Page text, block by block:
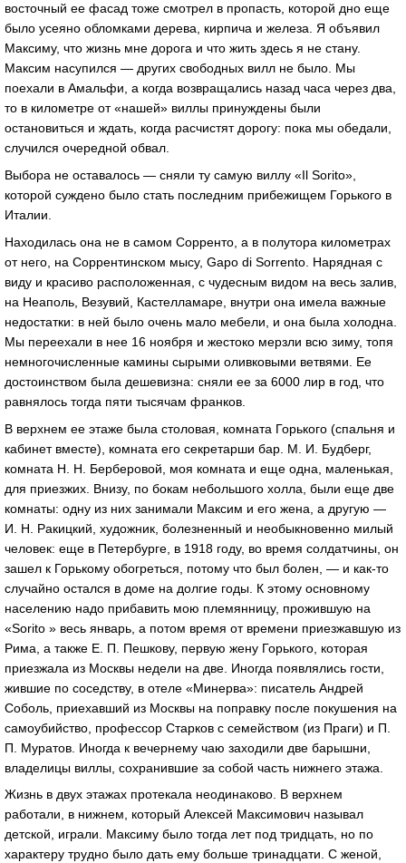
восточный ее фасад тоже смотрел в пропасть, которой дно еще
было усеяно обломками дерева, кирпича и железа. Я объявил
Максиму, что жизнь мне дорога и что жить здесь я не стану.
Максим насупился — других свободных вилл не было. Мы
поехали в Амальфи, а когда возвращались назад часа через два,
то в километре от «нашей» виллы принуждены были
остановиться и ждать, когда расчистят дорогу: пока мы обедали,
случился очередной обвал.
Выбора не оставалось — сняли ту самую виллу «Il Sorito»,
которой суждено было стать последним прибежищем Горького в
Италии.
Находилась она не в самом Сорренто, а в полутора километрах
от него, на Соррентинском мысу, Gapo di Sorrento. Нарядная с
виду и красиво расположенная, с чудесным видом на весь залив,
на Неаполь, Везувий, Кастелламаре, внутри она имела важные
недостатки: в ней было очень мало мебели, и она была холодна.
Мы переехали в нее 16 ноября и жестоко мерзли всю зиму, топя
немногочисленные камины сырыми оливковыми ветвями. Ее
достоинством была дешевизна: сняли ее за 6000 лир в год, что
равнялось тогда пяти тысячам франков.
В верхнем ее этаже была столовая, комната Горького (спальня и
кабинет вместе), комната его секретарши бар. М. И. Будберг,
комната Н. Н. Берберовой, моя комната и еще одна, маленькая,
для приезжих. Внизу, по бокам небольшого холла, были еще две
комнаты: одну из них занимали Максим и его жена, а другую —
И. Н. Ракицкий, художник, болезненный и необыкновенно милый
человек: еще в Петербурге, в 1918 году, во время солдатчины, он
зашел к Горькому обогреться, потому что был болен, — и как-то
случайно остался в доме на долгие годы. К этому основному
населению надо прибавить мою племянницу, прожившую на
«Sorito » весь январь, а потом время от времени приезжавшую из
Рима, а также Е. П. Пешкову, первую жену Горького, которая
приезжала из Москвы недели на две. Иногда появлялись гости,
жившие по соседству, в отеле «Минерва»: писатель Андрей
Соболь, приехавший из Москвы на поправку после покушения на
самоубийство, профессор Старков с семейством (из Праги) и П.
П. Муратов. Иногда к вечернему чаю заходили две барышни,
владелицы виллы, сохранившие за собой часть нижнего этажа.
Жизнь в двух этажах протекала неодинаково. В верхнем
работали, в нижнем, который Алексей Максимович называл
детской, играли. Максиму было тогда лет под тридцать, но по
характеру трудно было дать ему больше тринадцати. С женой,